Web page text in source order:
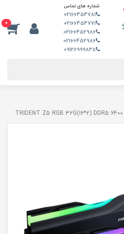
شماره های تماس
02166454781
02166454771
02166452986
02166452986
09126999838
0